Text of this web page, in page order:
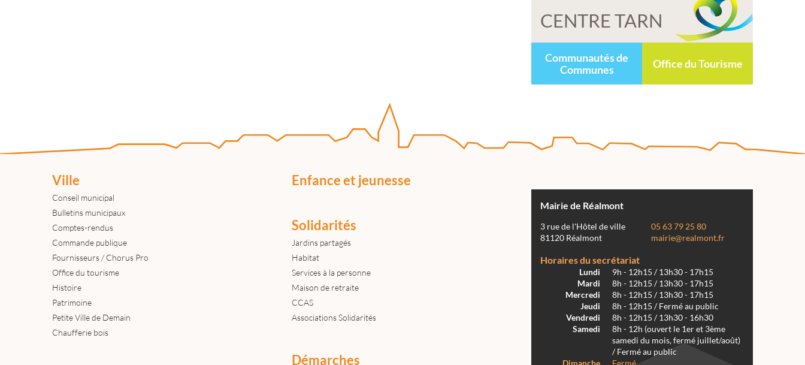
CENTRE TARN
Communautés de
Communes
Office du Tourisme
Ville
Conseil municipal
Bulletins municipaux
Comptes-rendus
Commande publique
Fournisseurs / Chorus Pro
Office du tourisme
Histoire
Patrimoine
Petite Ville de Demain
Chaufferie bois
Enfance et jeunesse
Solidarités
Jardins partagés
Habitat
Services à la personne
Maison de retraite
CCAS
Associations Solidarités
Démarches
Mairie de Réalmont
3 rue de l'Hôtel de ville
81120 Réalmont
05 63 79 25 80
mairie@realmont.fr
Horaires du secrétariat
Lundi
9h - 12h15 / 13h30 - 17h15
Mardi
8h - 12h15 / 13h30 - 17h15
Mercredi
8h - 12h15 / 13h30 - 17h15
Jeudi
8h - 12h15 / Fermé au public
Vendredi
8h - 12h15 / 13h30 - 16h30
Samedi
8h - 12h (ouvert le 1er et 3ème
samedi du mois, fermé juillet/août)
/ Fermé au public
Dimanche
Fermé